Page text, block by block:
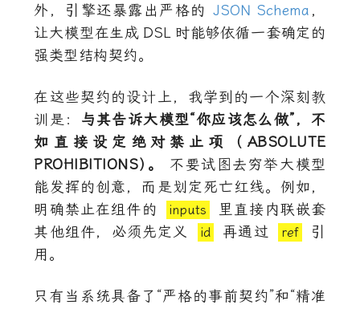
外，引擎还暴露出严格的 JSON Schema ，
让大模型在生成 DSL 时能够依循一套确定的
强类型结构契约。
在这些契约的设计上，我学到的一个深刻教
训是： 与其告诉大模型“你应该怎么做”，不
如直接设定绝对禁止项（ABSOLUTE
PROHIBITIONS）
。
不要试图去穷举大模型
能发挥的创意，而是划定死亡红线。例如，
明确禁止在组件的
inputs
里直接内联嵌套
其他组件，必须先定义
id 再通过 ref
引
用。
只有当系统具备了“严格的事前契约”和“精准